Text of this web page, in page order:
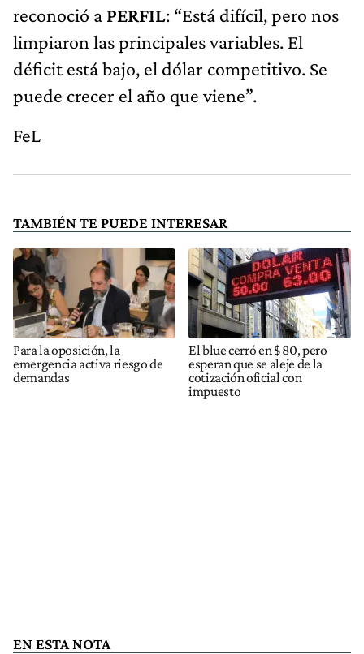
reconoció a PERFIL: “Está difícil, pero nos
limpiaron las principales variables. El
déficit está bajo, el dólar competitivo. Se
puede crecer el año que viene”.
FeL
TAMBIÉN TE PUEDE INTERESAR
Para la oposición, la
emergencia activa riesgo de
demandas
El blue cerró en $ 80, pero
esperan que se aleje de la
cotización oficial con
impuesto
EN ESTA NOTA